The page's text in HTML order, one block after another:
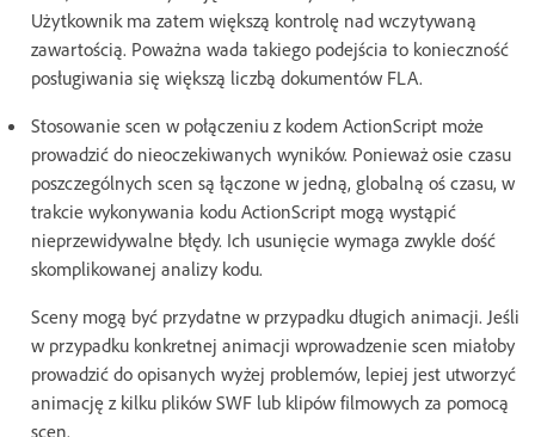
Użytkownik ma zatem większą kontrolę nad wczytywaną
zawartością. Poważna wada takiego podejścia to konieczność
posługiwania się większą liczbą dokumentów FLA.
Stosowanie scen w połączeniu z kodem ActionScript może
prowadzić do nieoczekiwanych wyników. Ponieważ osie czasu
poszczególnych scen są łączone w jedną, globalną oś czasu, w
trakcie wykonywania kodu ActionScript mogą wystąpić
nieprzewidywalne błędy. Ich usunięcie wymaga zwykle dość
skomplikowanej analizy kodu.
Sceny mogą być przydatne w przypadku długich animacji. Jeśli
w przypadku konkretnej animacji wprowadzenie scen miałoby
prowadzić do opisanych wyżej problemów, lepiej jest utworzyć
animację z kilku plików SWF lub klipów filmowych za pomocą
scen.